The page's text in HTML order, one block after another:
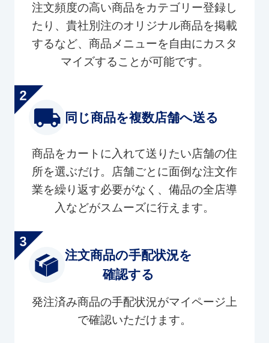
注文頻度の高い商品をカテゴリー登録し
たり、貴社別注のオリジナル商品を掲載
するなど、商品メニューを自由にカスタ
マイズすることが可能です。
同じ商品を複数店舗へ送る
商品をカートに入れて送りたい店舗の住
所を選ぶだけ。店舗ごとに面倒な注文作
業を繰り返す必要がなく、備品の全店導
入などがスムーズに行えます。
注文商品の手配状況を
確認する
発注済み商品の手配状況がマイページ上
で確認いただけます。